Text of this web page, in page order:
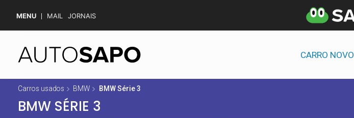
MENU MAIL JORNAIS
CARRO NOVO
Carros usados BMW BMW Série 3
BMW SÉRIE 3